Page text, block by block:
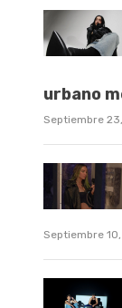
urbano
Septiembre
Septiembre